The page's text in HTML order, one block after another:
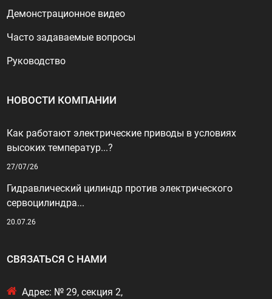
Демонстрационное видео
Часто задаваемые вопросы
Руководство
НОВОСТИ КОМПАНИИ
Как работают электрические приводы в условиях
высоких температур...?
27/07/26
Гидравлический цилиндр против электрического
сервоцилиндра...
20.07.26
СВЯЗАТЬСЯ С НАМИ
Адрес: № 29, секция 2,